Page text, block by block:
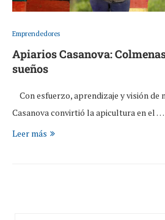
Emprendedores
Apiarios Casanova:
sueños
Con esfuerzo, aprendizaje y visión de
Casanova convirtió la apicultura en el …
Leer más